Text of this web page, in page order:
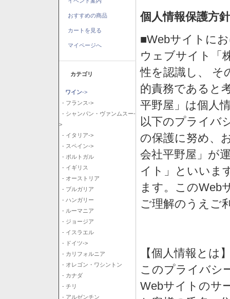
おすすめの商品
カートを見る
マイページへ
カテゴリ
ワイン->
- フランス->
- シャンパン・ヴァンムスー-
>
- イタリア->
- スペイン->
- ポルトガル
- イギリス
- オーストリア
- ブルガリア
- ハンガリー
- ルーマニア
- ジョージア
- イスラエル
- ドイツ->
- カリフォルニア
- オレゴン・ワシントン
- カナダ
- チリ
- アルゼンチン
個人情報保護方針
■Webサイトに
ウェブサイト「
性を認識し、 そ
的責務であると
平野屋」は個人
以下のプライバ
の保護に努め、
会社平野屋」が
イト」といいま
ます。このWeb
ご理解のうえご
【個人情報とは
このプライバシ
Webサイトのサ